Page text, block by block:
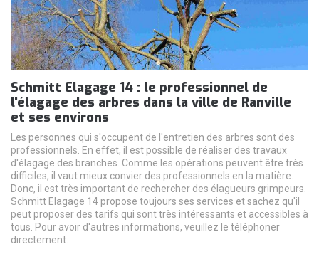
Schmitt Elagage 14 : le professionnel de
l'élagage des arbres dans la ville de Ranville
et ses environs
Les personnes qui s'occupent de l'entretien des arbres sont des
professionnels. En effet, il est possible de réaliser des travaux
d'élagage des branches. Comme les opérations peuvent être très
difficiles, il vaut mieux convier des professionnels en la matière.
Donc, il est très important de rechercher des élagueurs grimpeurs.
Schmitt Elagage 14 propose toujours ses services et sachez qu'il
peut proposer des tarifs qui sont très intéressants et accessibles à
tous. Pour avoir d'autres informations, veuillez le téléphoner
directement.